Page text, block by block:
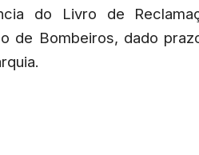
do Livro de
de Bombeiros, dado